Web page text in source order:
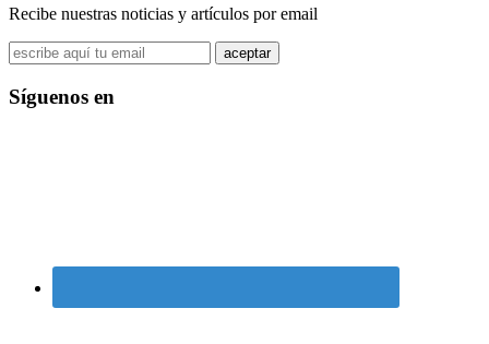
Recibe nuestras noticias y artículos por email
Síguenos en